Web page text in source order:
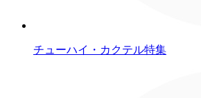
チューハイ・カクテル特集